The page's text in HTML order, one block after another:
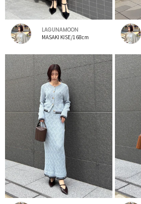
LAGUNAMOON
MASAKI KISE/168cm